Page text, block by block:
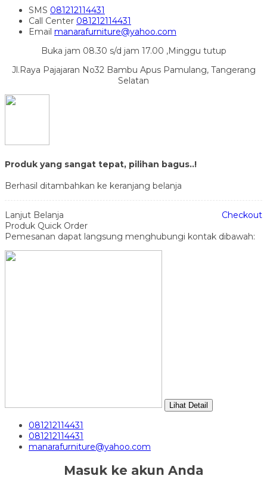
SMS 081212114431
Call Center 081212114431
Email manarafurniture@yahoo.com
Buka jam 08.30 s/d jam 17.00 ,Minggu tutup
Jl.Raya Pajajaran No32 Bambu Apus Pamulang, Tangerang
Selatan
Produk yang sangat tepat, pilihan bagus..!
Berhasil ditambahkan ke keranjang belanja
Lanjut Belanja
Checkout
Produk Quick Order
Pemesanan dapat langsung menghubungi kontak dibawah:
Lihat Detail
081212114431
081212114431
manarafurniture@yahoo.com
Masuk ke akun Anda